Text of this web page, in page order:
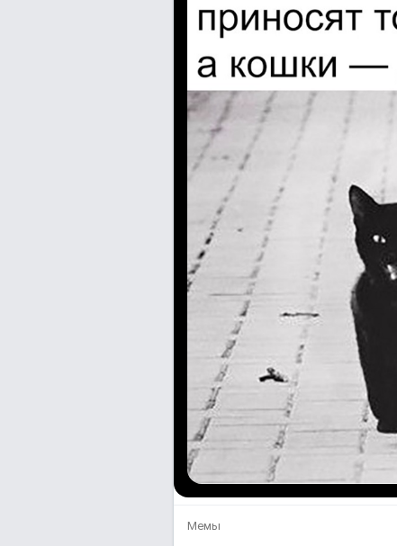
Мемы